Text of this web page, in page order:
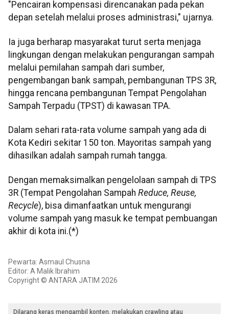
"Pencairan kompensasi direncanakan pada pekan
depan setelah melalui proses administrasi," ujarnya.
Ia juga berharap masyarakat turut serta menjaga
lingkungan dengan melakukan pengurangan sampah
melalui pemilahan sampah dari sumber,
pengembangan bank sampah, pembangunan TPS 3R,
hingga rencana pembangunan Tempat Pengolahan
Sampah Terpadu (TPST) di kawasan TPA.
Dalam sehari rata-rata volume sampah yang ada di
Kota Kediri sekitar 150 ton. Mayoritas sampah yang
dihasilkan adalah sampah rumah tangga.
Dengan memaksimalkan pengelolaan sampah di TPS
3R (Tempat Pengolahan Sampah Reduce, Reuse,
Recycle), bisa dimanfaatkan untuk mengurangi
volume sampah yang masuk ke tempat pembuangan
akhir di kota ini.(*)
Pewarta: Asmaul Chusna
Editor: A Malik Ibrahim
Copyright © ANTARA JATIM 2026
Dilarang keras mengambil konten, melakukan crawling atau